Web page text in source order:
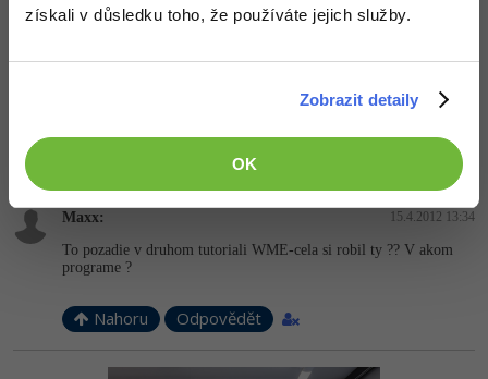
získali v důsledku toho, že používáte jejich služby.
Zobrazit detaily
OK
Nahoru Odpovědět
Odpovědět
Maxx: 15.4.2012 13:34
To pozadie v druhom tutoriali WME-cela si robil ty ?? V akom
programe ?
Nahoru Odpovědět